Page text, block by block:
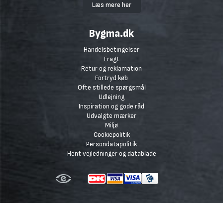
Læs mere her
Bygma.dk
Handelsbetingelser
Fragt
Retur og reklamation
Fortryd køb
Ofte stillede spørgsmål
Udlejning
Inspiration og gode råd
Udvalgte mærker
Miljø
Cookiepolitik
Persondatapolitik
Hent vejledninger og datablade